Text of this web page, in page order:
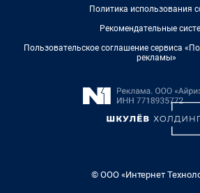
Политика использования
Рекомендательные
Пользовательское соглашение сервиса
рекламы»
© ООО «Интернет